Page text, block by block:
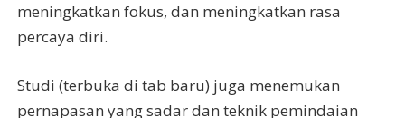
meningkatkan fokus, dan meningkatkan rasa
percaya diri.
Studi (terbuka di tab baru) juga menemukan
pernapasan yang sadar dan teknik pemindaian